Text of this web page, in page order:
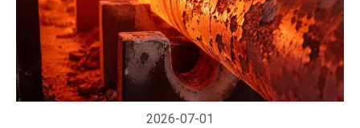
2026-07-01